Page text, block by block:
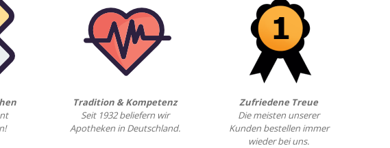
Tradition & Kompetenz
Seit 1932 beliefern wir
Apotheken in Deutschland.
Zufriedene Treue
Die meisten unserer
Kunden bestellen immer
wieder bei uns.